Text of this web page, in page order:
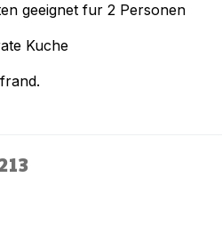
geeignet fur 2 Personen
Kuche